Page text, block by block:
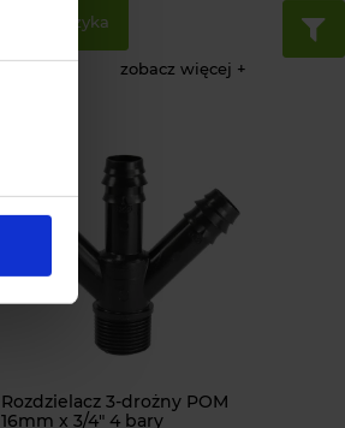
do koszyka
zobacz więcej
Rozdzielacz 3-drożny POM
16mm x 3/4" 4 bary